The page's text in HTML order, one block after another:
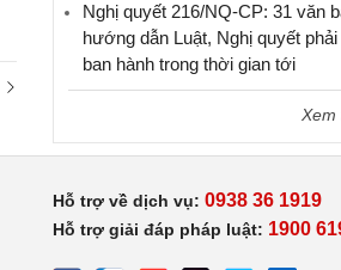
Nghị quyết 216/NQ-CP: 31 văn
hướng dẫn Luật, Nghị quyết
ban hành trong thời gian tới
Xem
Hỗ trợ về dịch vụ: 0938 36 1919
Hỗ trợ giải đáp pháp luật: 1900